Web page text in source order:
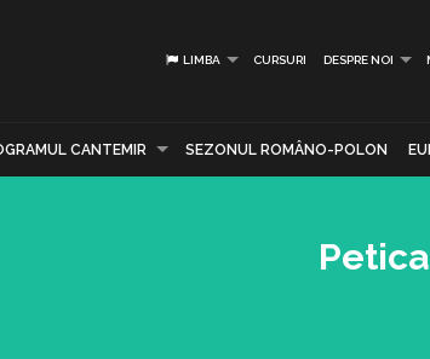
LIMBA CURSURI DESPRE NOI
CANTEMIR SEZONUL ROMÂNO-POLON
Petica